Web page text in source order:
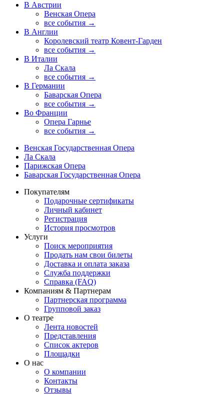
В Австрии
Венская Опера
все события →
В Англии
Королевский театр Ковент-Гарден
все события →
В Италии
Ла Скала
все события →
В Германии
Баварская Опера
все события →
Во Франции
Опера Гарнье
все события →
Венская Государственная Опера
Ла Скала
Парижская Опера
Баварская Государственная Опера
Покупателям
Подарочные сертификаты
Личный кабинет
Регистрация
История просмотров
Услуги
Поиск мероприятия
Продать нам свои билеты
Доставка и оплата заказа
Служба поддержки
Справка (FAQ)
Компаниям & Партнерам
Партнерская программа
Групповой заказ
О театре
Лента новостей
Представления
Список актеров
Площадки
О нас
О компании
Контакты
Отзывы